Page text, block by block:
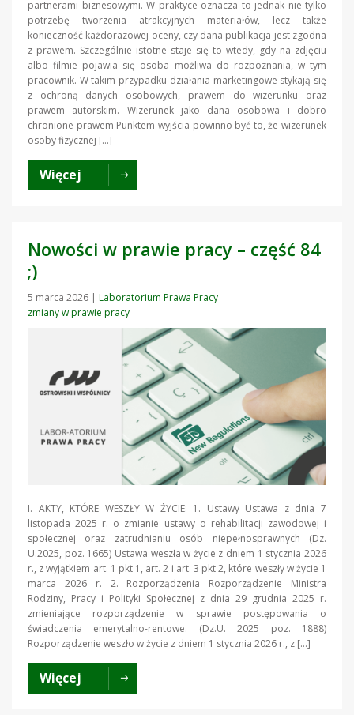
partnerami biznesowymi. W praktyce oznacza to jednak nie tylko
potrzebę tworzenia atrakcyjnych materiałów, lecz także
konieczność każdorazowej oceny, czy dana publikacja jest zgodna
z prawem. Szczególnie istotne staje się to wtedy, gdy na zdjęciu
albo filmie pojawia się osoba możliwa do rozpoznania, w tym
pracownik. W takim przypadku działania marketingowe stykają się
z ochroną danych osobowych, prawem do wizerunku oraz
prawem autorskim. Wizerunek jako dana osobowa i dobro
chronione prawem Punktem wyjścia powinno być to, że wizerunek
osoby fizycznej […]
Więcej
Nowości w prawie pracy – część 84
;)
5 marca 2026 | Laboratorium Prawa Pracy
zmiany w prawie pracy
I. AKTY, KTÓRE WESZŁY W ŻYCIE: 1. Ustawy Ustawa z dnia 7
listopada 2025 r. o zmianie ustawy o rehabilitacji zawodowej i
społecznej oraz zatrudnianiu osób niepełnosprawnych (Dz.
U.2025, poz. 1665) Ustawa weszła w życie z dniem 1 stycznia 2026
r., z wyjątkiem art. 1 pkt 1, art. 2 i art. 3 pkt 2, które weszły w życie 1
marca 2026 r. 2. Rozporządzenia Rozporządzenie Ministra
Rodziny, Pracy i Polityki Społecznej z dnia 29 grudnia 2025 r.
zmieniające rozporządzenie w sprawie postępowania o
świadczenia emerytalno-rentowe. (Dz.U. 2025 poz. 1888)
Rozporządzenie weszło w życie z dniem 1 stycznia 2026 r., z […]
Więcej